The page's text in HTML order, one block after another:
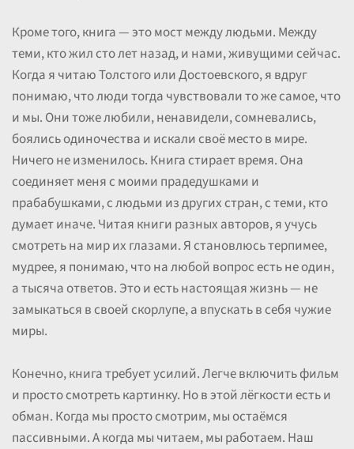
Кроме того, книга — это мост между людьми. Между
теми, кто жил сто лет назад, и нами, живущими сейчас.
Когда я читаю Толстого или Достоевского, я вдруг
понимаю, что люди тогда чувствовали то же самое, что
и мы. Они тоже любили, ненавидели, сомневались,
боялись одиночества и искали своё место в мире.
Ничего не изменилось. Книга стирает время. Она
соединяет меня с моими прадедушками и
прабабушками, с людьми из других стран, с теми, кто
думает иначе. Читая книги разных авторов, я учусь
смотреть на мир их глазами. Я становлюсь терпимее,
мудрее, я понимаю, что на любой вопрос есть не один,
а тысяча ответов. Это и есть настоящая жизнь — не
замыкаться в своей скорлупе, а впускать в себя чужие
миры.
Конечно, книга требует усилий. Легче включить фильм
и просто смотреть картинку. Но в этой лёгкости есть и
обман. Когда мы просто смотрим, мы остаёмся
пассивными. А когда мы читаем, мы работаем. Наш